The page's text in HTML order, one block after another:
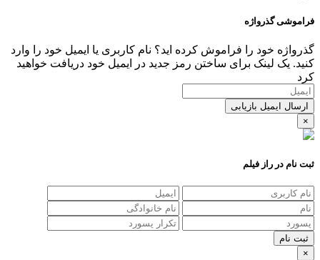
فراموشی گذرواژه
گذرواژه خود را فراموش کرده اید؟ نام کاربری یا ایمیل خود را وارد
کنید. یک لینک برای ساختن رمز جدید در ایمیل خود دریافت خواهید
کرد
ارسال ایمیل بازیابی
×
ثبت نام در راز فیلم
×